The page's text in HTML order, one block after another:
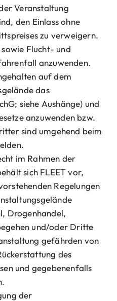
Veranstaltung
den Einlass ohne
zu verweigern.
Flucht- und
anzuwenden.
auf dem
das
siehe Aushänge) und
anzuwenden bzw.
sind umgehend beim
im Rahmen der
sich FLEET vor,
Regelungen
Drogenhandel,
und/oder Dritte
gefährden von
des
und gegebenenfalls
der